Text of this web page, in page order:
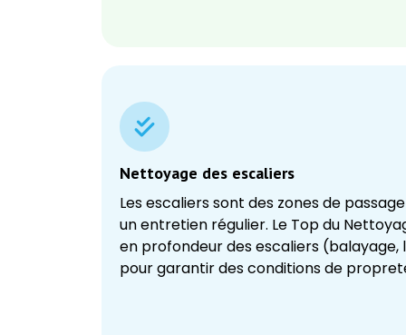
Nettoyage des escaliers
Les escaliers sont des zones de
un entretien régulier. Le Top du
en profondeur des escaliers
pour garantir des conditions de